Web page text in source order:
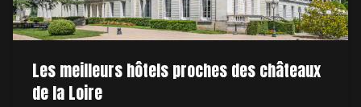
Les meilleurs hôtels proches des châteaux
de la Loire